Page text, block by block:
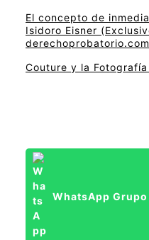
El concepto de
Isidoro Eisner
Couture y la
WhatsApp Grupo